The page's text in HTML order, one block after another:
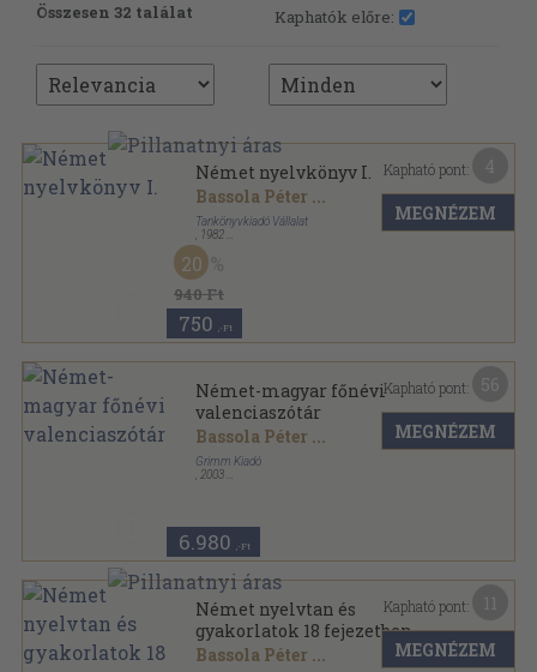
Összesen 32 találat Kaphatók előre:
Német nyelvkönyv I.
Bassola Péter ...
Tankönyvkiadó Vállalat
1982
Ragasztott papírkötés
940 Ft
20
750 ,-Ft
Kapható pont:
MEGNÉZEM
Német-magyar főnévi
valenciaszótár
Bassola Péter ...
Grimm Kiadó
2003
6.980 ,-Ft
Kapható pont:
MEGNÉZEM
Német nyelvtan és
gyakorlatok 18 fejezetben
Bassola Péter ...
Kapható pont:
MEGNÉZEM